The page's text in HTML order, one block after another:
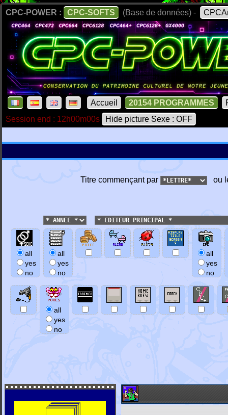
CPC-POWER : CPC-SOFTS (Base de données) -
Accueil 20154 PROGRAMMES
Session end : 12h00m00s
Hide picture Sexe : OFF
Titre commençant par ou
all
yes
no
all
yes
no
all
yes
no
all
yes
no